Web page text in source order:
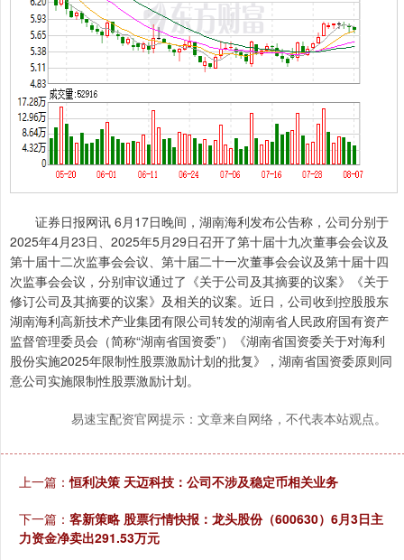
证券日报网讯 6月17日晚间，湖南海利发布公告称，公司分别于
2025年4月23日、2025年5月29日召开了第十届十九次董事会会议及
第十届十二次监事会会议、第十届二十一次董事会会议及第十届十四
次监事会会议，分别审议通过了《关于公司及其摘要的议案》《关于
修订公司及其摘要的议案》及相关的议案。近日，公司收到控股股东
湖南海利高新技术产业集团有限公司转发的湖南省人民政府国有资产
监督管理委员会（简称“湖南省国资委”）《湖南省国资委关于对海利
股份实施2025年限制性股票激励计划的批复》，湖南省国资委原则同
意公司实施限制性股票激励计划。
易速宝配资官网提示：文章来自网络，不代表本站观点。
上一篇：恒利决策 天迈科技：公司不涉及稳定币相关业务
下一篇： 客新策略 股票行情快报：龙头股份（600630）6月3日主
力资金净卖出291.53万元